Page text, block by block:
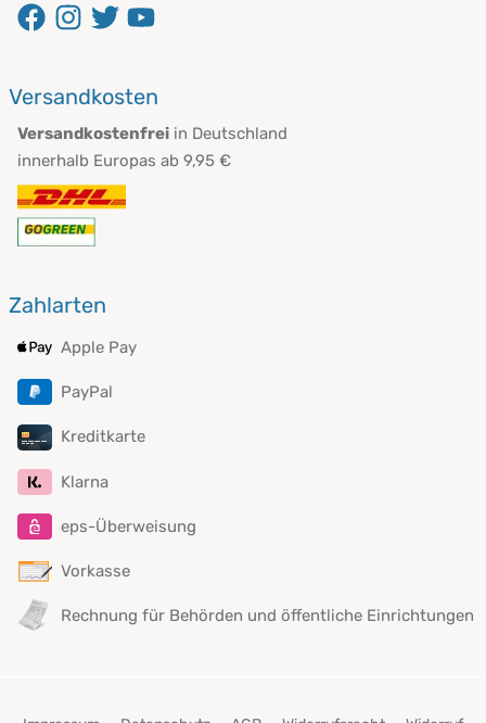
öffnet in neuem Fenster
öffnet in neuem Fenster
öffnet in neuem Fenster
Versandkosten
Versandkostenfrei in Deutschland
innerhalb Europas ab 9,95 €
Zahlarten
Apple Pay
PayPal
Kreditkarte
Klarna
eps-Überweisung
Vorkasse
Rechnung für Behörden und öffentliche Einrichtungen